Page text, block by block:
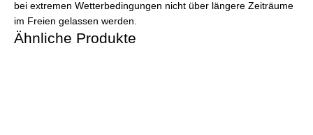
bei extremen Wetterbedingungen nicht über längere Zeiträume
im Freien gelassen werden.
Ähnliche Produkte